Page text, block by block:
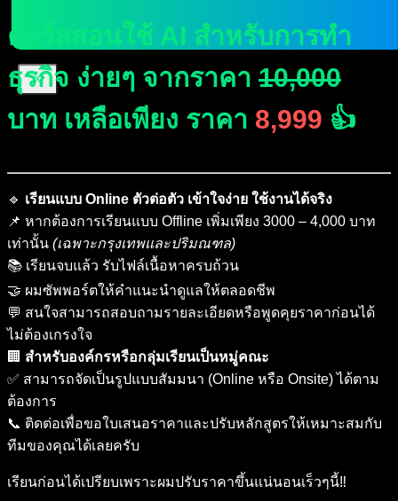
X
คอร์สสอนใช้ AI สำหรับการทำ
ธุรกิจ ง่ายๆ จากราคา 10,000
บาท เหลือเพียง ราคา 8,999 👍
🔹 เรียนแบบ Online ตัวต่อตัว เข้าใจง่าย ใช้งานได้จริง
📌 หากต้องการเรียนแบบ Offline เพิ่มเพียง 3000 – 4,000 บาท
เท่านั้น (เฉพาะกรุงเทพและปริมณฑล)
📚 เรียนจบแล้ว รับไฟล์เนื้อหาครบถ้วน
🤝 ผมซัพพอร์ตให้คำแนะนำดูแลให้ตลอดชีพ
💬 สนใจสามารถสอบถามรายละเอียดหรือพูดคุยราคาก่อนได้
ไม่ต้องเกรงใจ
🏢 สำหรับองค์กรหรือกลุ่มเรียนเป็นหมู่คณะ
✅ สามารถจัดเป็นรูปแบบสัมมนา (Online หรือ Onsite) ได้ตาม
ต้องการ
📞 ติดต่อเพื่อขอใบเสนอราคาและปรับหลักสูตรให้เหมาะสมกับ
ทีมของคุณได้เลยครับ
เรียนก่อนได้เปรียบเพราะผมปรับราคาขึ้นแน่นอนเร็วๆนี้‼️